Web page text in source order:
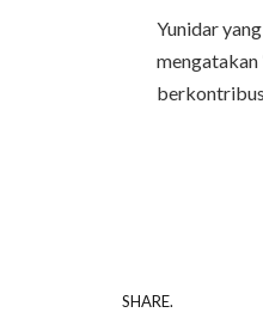
Yunidar
mengatakan
SHARE.